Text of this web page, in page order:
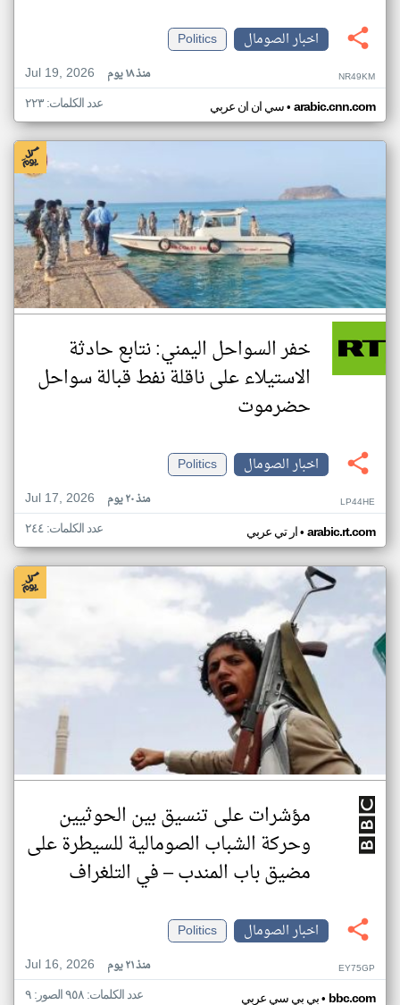
اخبار الصومال
Politics
Jul 19, 2026
منذ ١٨ يوم NR49KM
سي ان ان عربي• arabic.cnn.com عدد الكلمات: ٢٢٣
خفر السواحل اليمني: نتابع حادثة
الاستيلاء على ناقلة نفط قبالة سواحل
حضرموت
اخبار الصومال
Politics
Jul 17, 2026
منذ ٢٠ يوم LP44HE
ار تي عربي• arabic.rt.com عدد الكلمات: ٢٤٤
مؤشرات على تنسيق بين الحوثيين
وحركة الشباب الصومالية للسيطرة على
مضيق باب المندب – في التلغراف
اخبار الصومال
Politics
Jul 16, 2026
منذ ٢١ يوم EY75GP
بي بي سي عربي• bbc.com عدد الكلمات: ٩٥٨ الصور: ٩